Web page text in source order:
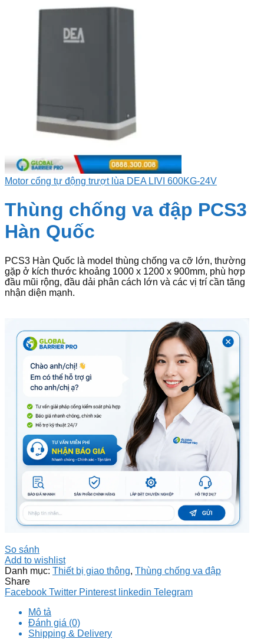
Motor cổng tự động trượt lùa DEA LIVI 600KG-24V
Thùng chống va đập PCS3
Hàn Quốc
PCS3 Hàn Quốc là model thùng chống va cỡ lớn, thường
gặp ở kích thước khoảng 1000 x 1200 x 900mm, phù hợp
đầu mũi rộng, đầu dải phân cách lớn và các vị trí cần tăng
nhận diện mạnh.
So sánh
Add to wishlist
Danh mục: Thiết bị giao thông, Thùng chống va đập
Share
Facebook Twitter Pinterest linkedin Telegram
Mô tả
Đánh giá (0)
Shipping & Delivery